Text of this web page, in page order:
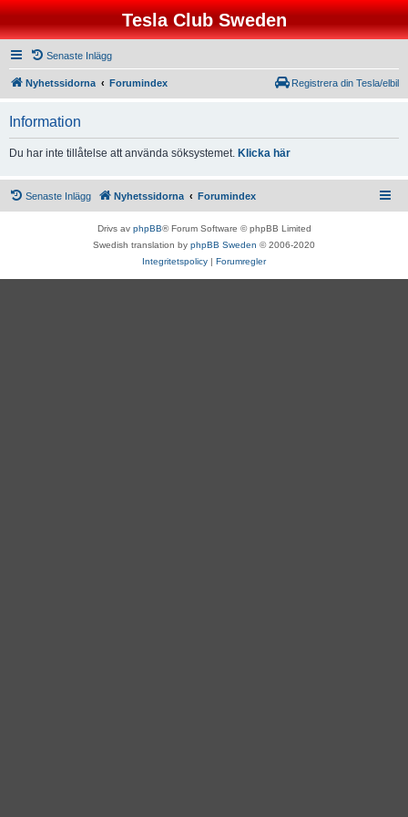
Tesla Club Sweden
Senaste Inlägg
Nyhetssidorna Forumindex Registrera din Tesla/elbil
Information
Du har inte tillåtelse att använda söksystemet. Klicka här
Senaste Inlägg Nyhetssidorna Forumindex
Drivs av phpBB® Forum Software © phpBB Limited
Swedish translation by phpBB Sweden © 2006-2020
Integritetspolicy | Forumregler